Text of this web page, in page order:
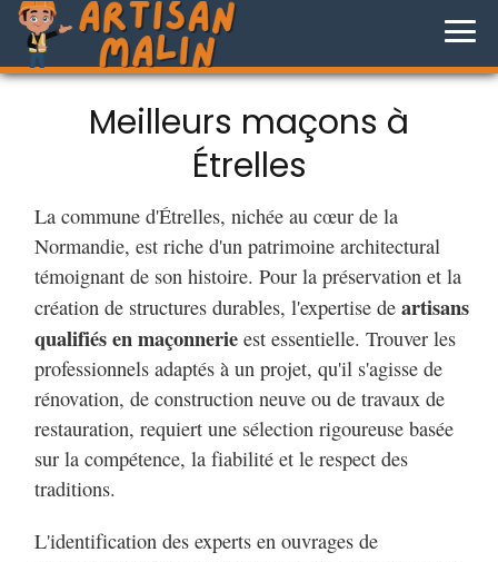
Meilleurs maçons à
Étrelles
La commune d'Étrelles, nichée au cœur de la
Normandie, est riche d'un patrimoine architectural
témoignant de son histoire. Pour la préservation et la
création de structures durables, l'expertise de artisans
qualifiés en maçonnerie est essentielle. Trouver les
professionnels adaptés à un projet, qu'il s'agisse de
rénovation, de construction neuve ou de travaux de
restauration, requiert une sélection rigoureuse basée
sur la compétence, la fiabilité et le respect des
traditions.
L'identification des experts en ouvrages de